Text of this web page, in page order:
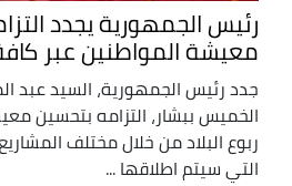
رئيس الجمهورية يجدد
معيشة المواطنين عبر
جدد رئيس الجمهورية، السيد عبد
الخميس ببشار، التزامه بتحسين
ربوع البلاد من خلال مختلف المشاريع
التي سيتم اطلاقها ...